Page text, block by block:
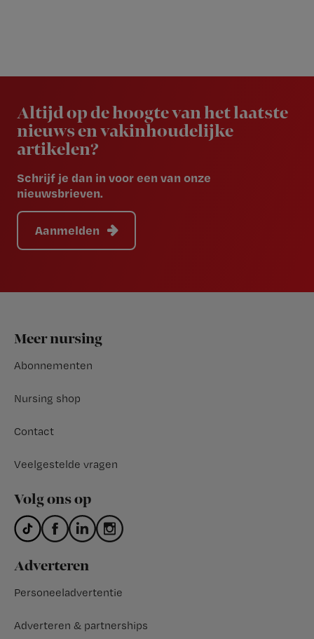
Altijd op de hoogte van het laatste
nieuws en vakinhoudelijke
artikelen?
Schrijf je dan in voor een van onze
nieuwsbrieven.
Aanmelden
Footer
Meer nursing
Abonnementen
Nursing shop
Contact
Veelgestelde vragen
Volg ons op
Adverteren
Personeeladvertentie
Adverteren & partnerships